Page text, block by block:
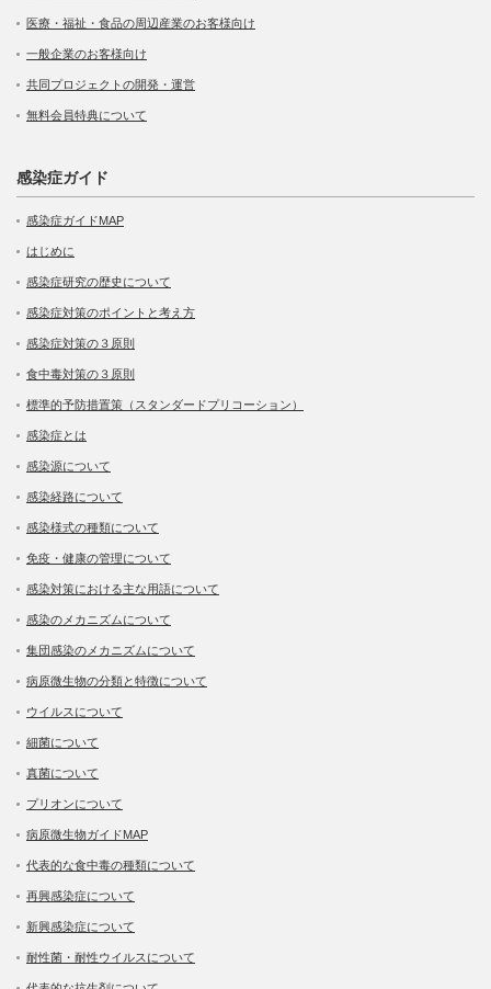
医療・福祉・食品の周辺産業のお客様向け
一般企業のお客様向け
共同プロジェクトの開発・運営
無料会員特典について
感染症ガイド
感染症ガイドMAP
はじめに
感染症研究の歴史について
感染症対策のポイントと考え方
感染症対策の３原則
食中毒対策の３原則
標準的予防措置策（スタンダードプリコーション）
感染症とは
感染源について
感染経路について
感染様式の種類について
免疫・健康の管理について
感染対策における主な用語について
感染のメカニズムについて
集団感染のメカニズムについて
病原微生物の分類と特徴について
ウイルスについて
細菌について
真菌について
プリオンについて
病原微生物ガイドMAP
代表的な食中毒の種類について
再興感染症について
新興感染症について
耐性菌・耐性ウイルスについて